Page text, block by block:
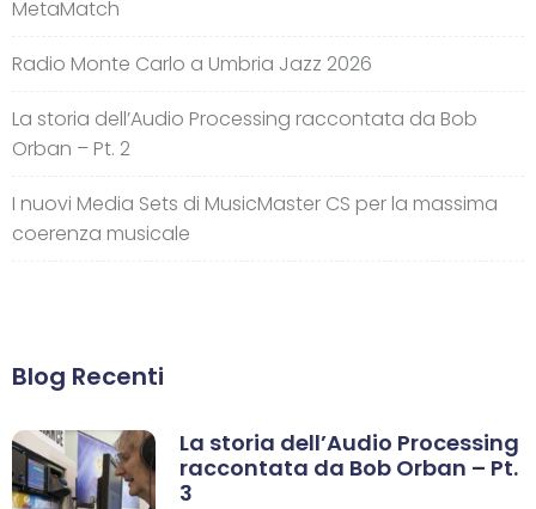
MetaMatch
Radio Monte Carlo a Umbria Jazz 2026
La storia dell’Audio Processing raccontata da Bob
Orban – Pt. 2
I nuovi Media Sets di MusicMaster CS per la massima
coerenza musicale
Blog Recenti
La storia dell’Audio Processing
raccontata da Bob Orban – Pt.
3